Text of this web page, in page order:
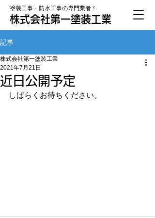
塗装工事・防水工事の専門業者！
株式会社第一塗装工業
記事
近日公開予定
株式会社第一塗装工業
2021年7月21日
しばらくお待ちください。